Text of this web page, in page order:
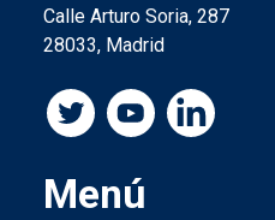
Calle Arturo Soria, 287
28033, Madrid
Menú